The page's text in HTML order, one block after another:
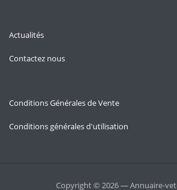
Actualités
Contactez nous
Conditions Générales de Vente
Conditions générales d'utilisation
Copyright © 2026 — Annuaire-